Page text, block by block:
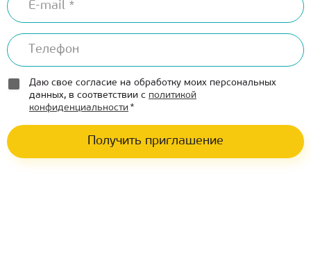
Даю свое согласие на обработку моих персональных
данных, в соответствии с политикой
конфиденциальности *